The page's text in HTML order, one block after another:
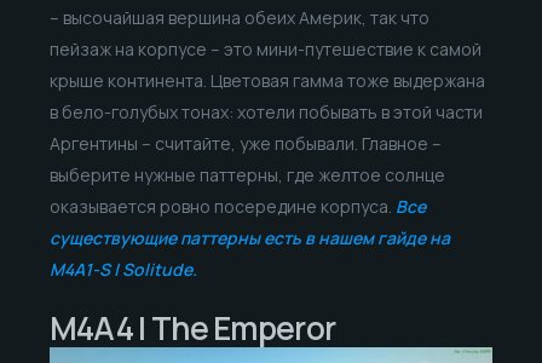
– высочайшая вершина обеих Америк, так что
пейзаж на корпусе – это мини-путешествие к самой
крыше континента. Цветовая гамма тоже выдержана
в бело-голубых тонах: хотели побывать в этой части
Аргентины – считайте, уже побывали. Главное –
выберите нужные паттерны, где желтое солнце
оказывается ровно посередине корпуса. Все
существующие паттерны есть в нашем гайде на
M4A1-S | Solitude.
M4A4 | The Emperor